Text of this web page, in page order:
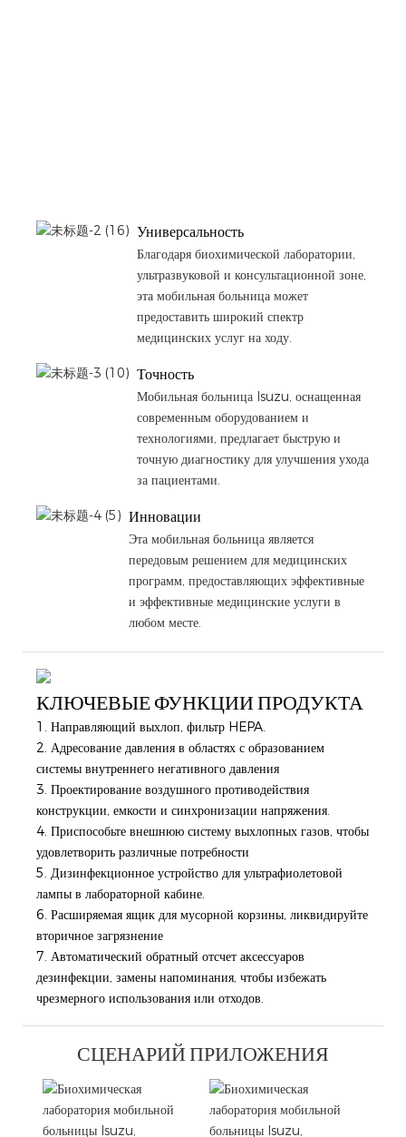
Универсальность
Благодаря биохимической лаборатории,
ультразвуковой и консультационной зоне,
эта мобильная больница может
предоставить широкий спектр
медицинских услуг на ходу.
Точность
Мобильная больница Isuzu, оснащенная
современным оборудованием и
технологиями, предлагает быструю и
точную диагностику для улучшения ухода
за пациентами.
Инновации
Эта мобильная больница является
передовым решением для медицинских
программ, предоставляющих эффективные
и эффективные медицинские услуги в
любом месте.
КЛЮЧЕВЫЕ ФУНКЦИИ ПРОДУКТА
1. Направляющий выхлоп, фильтр HEPA.
2. Адресование давления в областях с образованием
системы внутреннего негативного давления
3. Проектирование воздушного противодействия
конструкции, емкости и синхронизации напряжения.
4. Приспособьте внешнюю систему выхлопных газов, чтобы
удовлетворить различные потребности
5. Дизинфекционное устройство для ультрафиолетовой
лампы в лабораторной кабине.
6. Расширяемая ящик для мусорной корзины, ликвидируйте
вторичное загрязнение
7. Автоматический обратный отсчет аксессуаров
дезинфекции, замены напоминания, чтобы избежать
чрезмерного использования или отходов.
СЦЕНАРИЙ ПРИЛОЖЕНИЯ